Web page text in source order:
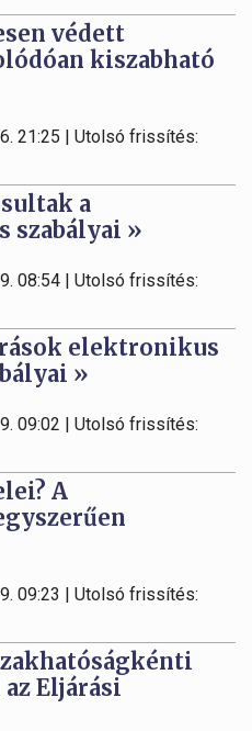
védett
kiszabható
21:25 | Utolsó frissítés:
a
szabályai »
08:54 | Utolsó frissítés:
elektronikus
»
09:02 | Utolsó frissítés:
A
09:23 | Utolsó frissítés:
Eljárási